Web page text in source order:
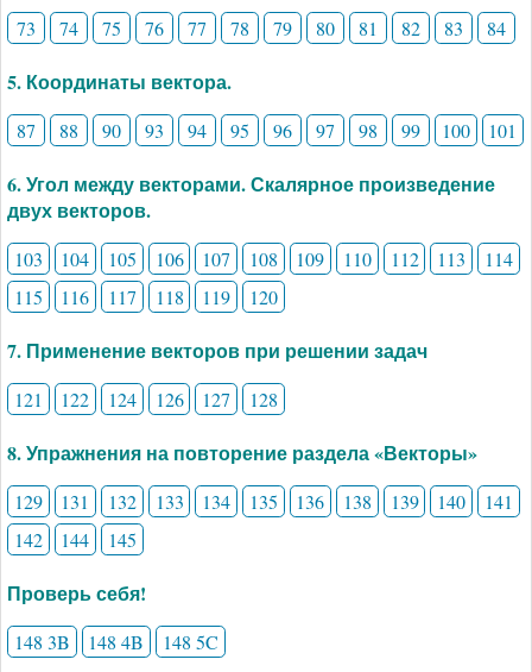
73 74 75 76 77 78 79 80 81 82 83 84
5. Координаты вектора.
87 88 90 93 94 95 96 97 98 99 100 101
6. Угол между векторами. Скалярное произведение
двух векторов.
103 104 105 106 107 108 109 110 112 113
114
115
116 117 118 119 120
7. Применение векторов при решении задач
121 122 124 126 127 128
8. Упражнения на повторение раздела «Векторы»
129 131 132 133 134 135 136 138 139 140
141
142
144 145
Проверь себя!
148 3B 148 4B 148 5C